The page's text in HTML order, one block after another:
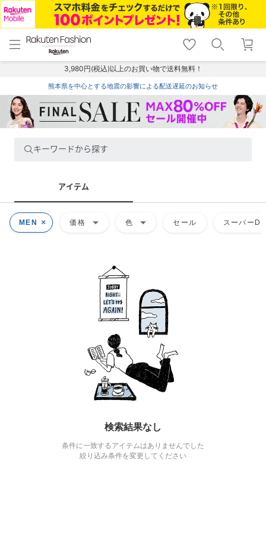
menu home
トップ
shopping_cart lock_outline
ログイン
3,980円(税込)以上のお買い物で送料無料！
熊本県を中心とする地震の影響による配送遅延のお知らせ
キーワードから探す
アイテム
MEN 価格 arrow_drop_down 色 arrow_drop_down セール スーパー
検索結果なし
条件に一致するアイテムはありませんでした
絞り込み条件を変更してください